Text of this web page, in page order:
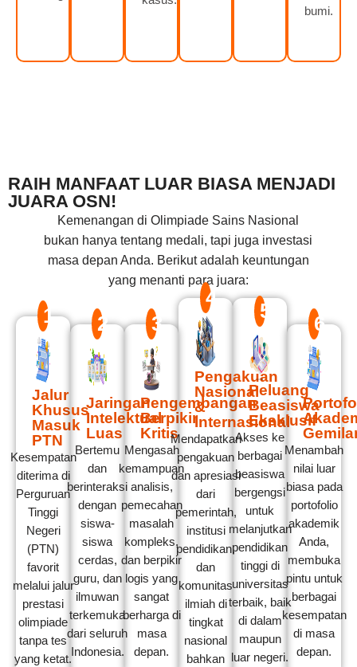
bumi.
RAIH MANFAAT LUAR BIASA MENJADI
JUARA OSN!
Kemenangan di Olimpiade Sains Nasional
bukan hanya tentang medali, tapi juga investasi
masa depan Anda. Berikut adalah keuntungan
yang menanti para juara:
1
Jalur
Khusus
Masuk
PTN
Kesempatan
diterima di
Perguruan
Tinggi
Negeri
(PTN)
favorit
melalui jalur
prestasi
olimpiade
tanpa tes
yang ketat.
2
Jaringan
Intelektual
Luas
Bertemu
dan
berinteraksi
dengan
siswa-
siswa
cerdas,
guru, dan
ilmuwan
terkemuka
dari seluruh
Indonesia.
3
Pengembangan
Berpikir
Kritis
Mengasah
kemampuan
analisis,
pemecahan
masalah
kompleks,
dan berpikir
logis yang
sangat
berharga di
masa
depan.
4
Pengakuan
Nasional
&
Internasional
Mendapatkan
pengakuan
dan apresiasi
dari
pemerintah,
institusi
pendidikan,
dan
komunitas
ilmiah di
tingkat
nasional
bahkan
5
Peluang
Beasiswa
Eksklusif
Akses ke
berbagai
beasiswa
bergengsi
untuk
melanjutkan
pendidikan
tinggi di
universitas
terbaik, baik
di dalam
maupun
luar negeri.
6
Menambah
nilai luar
biasa pada
portofolio
akademik
Anda,
membuka
pintu untuk
berbagai
kesempatan
di masa
depan.